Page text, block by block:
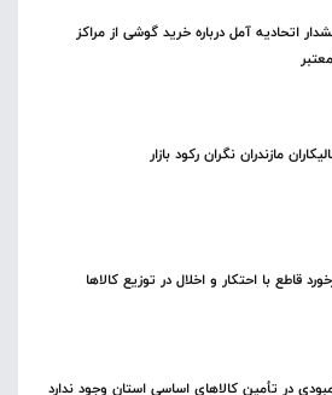
اتحادیه آمل درباره خرید گوشی از مراکز
مازندران نگران رکود بازار
قاطع با احتکار و اخلال در توزیع کالاها
در تأمین کالاهای اساسی استان وجود ندارد